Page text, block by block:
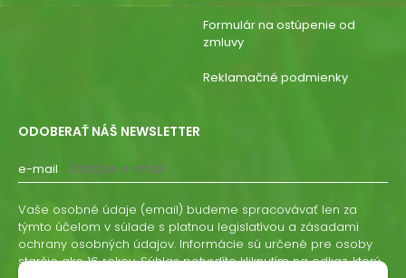
Formulár na ostúpenie od
zmluvy
Reklamačné podmienky
ODOBERAŤ NÁŠ NEWSLETTER
e-mail
Vaše osobné údaje (email) budeme spracovávať len za
týmto účelom v súlade s platnou legislatívou a zásadami
ochrany osobných údajov. Informácie sú určené pre osoby
staršie ako 16 rokov. Súhlas potvrdíte kliknutím na odkaz, ktorý